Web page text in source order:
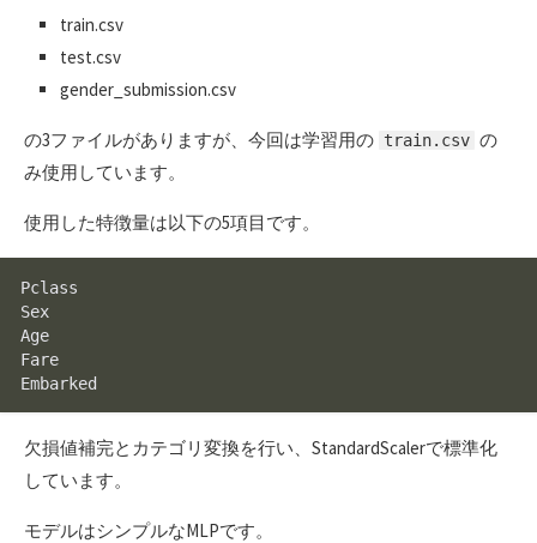
train.csv
test.csv
gender_submission.csv
の3ファイルがありますが、今回は学習用の train.csv の
み使用しています。
使用した特徴量は以下の5項目です。
Pclass
Sex
Age
Fare
欠損値補完とカテゴリ変換を行い、StandardScalerで標準化
しています。
モデルはシンプルなMLPです。